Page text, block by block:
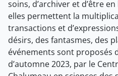
soins, d’archiver et d’être
elles permettent la
transactions et
désirs, des fantasmes, des
événements sont proposés
d’automne 2023, par le